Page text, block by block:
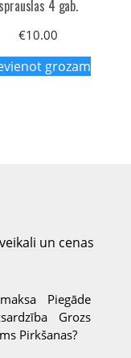
sprauslas 4 gab.
€10.00
grozam
Piegāde
Grozs
Pirkšanas?